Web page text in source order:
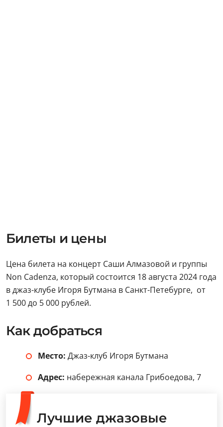
Билеты и цены
Цена билета на концерт Саши Алмазовой и группы
Non Cadenza, который состоится 18 августа 2024 года
в джаз-клубе Игоря Бутмана в Санкт-Петебурге, от
1 500 до 5 000 рублей.
Как добраться
Место: Джаз-клуб Игоря Бутмана
Адрес: набережная канала Грибоедова, 7
Лучшие джазовые